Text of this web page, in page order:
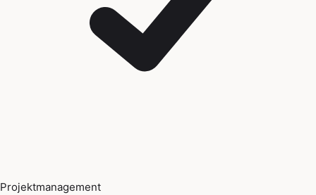
Projektmanagement